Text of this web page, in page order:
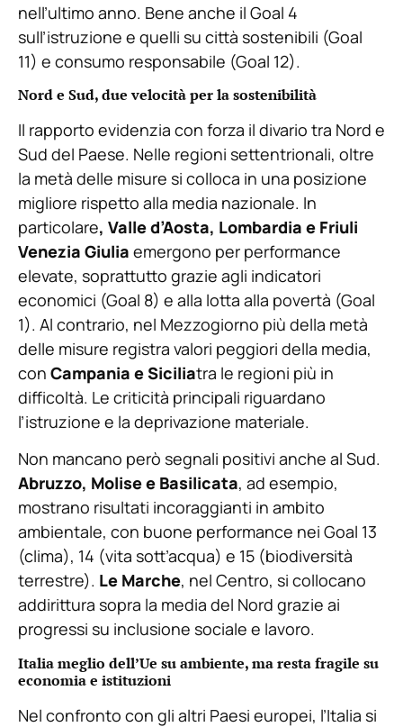
nell’ultimo anno. Bene anche il Goal 4
sull’istruzione e quelli su città sostenibili (Goal
11) e consumo responsabile (Goal 12).
Nord e Sud, due velocità per la sostenibilità
Il rapporto evidenzia con forza il divario tra Nord e
Sud del Paese. Nelle regioni settentrionali, oltre
la metà delle misure si colloca in una posizione
migliore rispetto alla media nazionale. In
particolare, Valle d’Aosta, Lombardia e Friuli
Venezia Giulia emergono per performance
elevate, soprattutto grazie agli indicatori
economici (Goal 8) e alla lotta alla povertà (Goal
1). Al contrario, nel Mezzogiorno più della metà
delle misure registra valori peggiori della media,
con Campania e Siciliatra le regioni più in
difficoltà. Le criticità principali riguardano
l’istruzione e la deprivazione materiale.
Non mancano però segnali positivi anche al Sud.
Abruzzo, Molise e Basilicata, ad esempio,
mostrano risultati incoraggianti in ambito
ambientale, con buone performance nei Goal 13
(clima), 14 (vita sott’acqua) e 15 (biodiversità
terrestre). Le Marche, nel Centro, si collocano
addirittura sopra la media del Nord grazie ai
progressi su inclusione sociale e lavoro.
Italia meglio dell’Ue su ambiente, ma resta fragile su
economia e istituzioni
Nel confronto con gli altri Paesi europei, l’Italia si